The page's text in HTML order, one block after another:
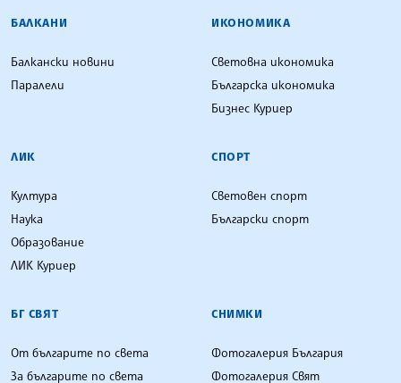
БАЛКАНИ
Балкански новини
Паралели
ИКОНОМИКА
Световна икономика
Българска икономика
Бизнес Куриер
ЛИК
Култура
Наука
Образование
ЛИК Куриер
СПОРТ
Световен спорт
Български спорт
БГ СВЯТ
От българите по света
За българите по света
СНИМКИ
Фотогалерия България
Фотогалерия Свят